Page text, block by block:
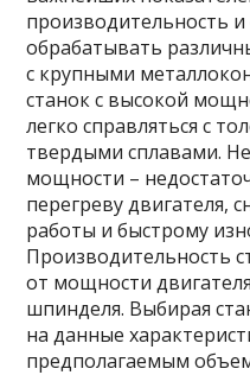
производительность и
обрабатывать
с крупными
станок с высокой
легко справляться с
твердыми сплавами.
мощности –
перегреву двигателя,
работы и быстрому
Производительность
от мощности
шпинделя. Выбирая
на данные
предполагаемым